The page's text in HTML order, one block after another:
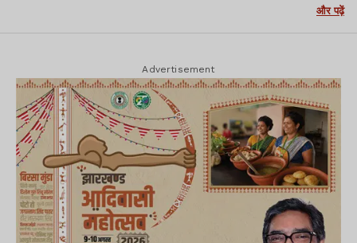
और पढ़ें
Advertisement